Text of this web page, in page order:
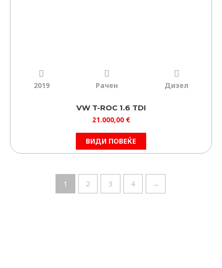
2019 Рачен Дизел
VW T-ROC 1.6 TDI
21.000,00 €
ВИДИ ПОВЕЌЕ
1 2 3 4 →